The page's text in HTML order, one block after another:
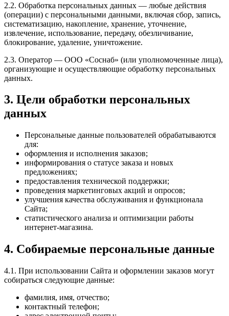
2.2. Обработка персональных данных — любые действия
(операции) с персональными данными, включая сбор, запись,
систематизацию, накопление, хранение, уточнение,
извлечение, использование, передачу, обезличивание,
блокирование, удаление, уничтожение.
2.3. Оператор — ООО «Соснаб» (или уполномоченные лица),
организующие и осуществляющие обработку персональных
данных.
3. Цели обработки персональных
данных
Персональные данные пользователей обрабатываются
для:
оформления и исполнения заказов;
информирования о статусе заказа и новых
предложениях;
предоставления технической поддержки;
проведения маркетинговых акций и опросов;
улучшения качества обслуживания и функционала
Сайта;
статистического анализа и оптимизации работы
интернет‑магазина.
4. Собираемые персональные данные
4.1. При использовании Сайта и оформлении заказов могут
собираться следующие данные:
фамилия, имя, отчество;
контактный телефон;